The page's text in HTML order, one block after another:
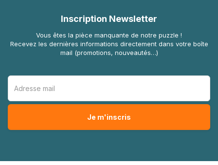
Inscription Newsletter
Vous êtes la pièce manquante de notre puzzle !
Recevez les dernières informations directement dans votre boîte
mail (promotions, nouveautés…)